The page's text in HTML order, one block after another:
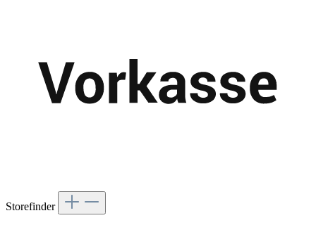
Storefinder